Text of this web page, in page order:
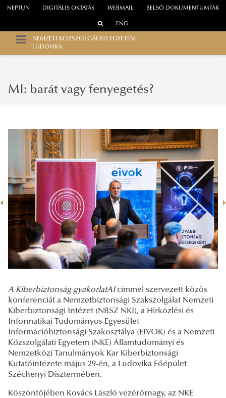
WEBMAIL
NEPTUN DIGITÁLIS OKTATÁS BELSŐ DOKUMENTUMTÁR
ENG
NEMZETI KÖZSZOLGÁLATI EGYETEM
LUDOVIKA
MI: barát vagy fenyegetés?
A Kiberbiztonság gyakorlatAIcímmel szervezett közös
konferenciát a Nemzetbiztonsági Szakszolgálat Nemzeti
Kiberbiztonsági Intézet (NBSZ NKI), a Hírközlési és
Informatikai Tudományos Egyesület
Információbiztonsági Szakosztálya (EIVOK) és a Nemzeti
Közszolgálati Egyetem (NKE) Államtudományi és
Nemzetközi Tanulmányok Kar Kiberbiztonsági
Kutatóintézete május 29-én, a Ludovika Főépület
Széchenyi Dísztermében.
Köszöntőjében Kovács László vezérőrnagy, az NKE